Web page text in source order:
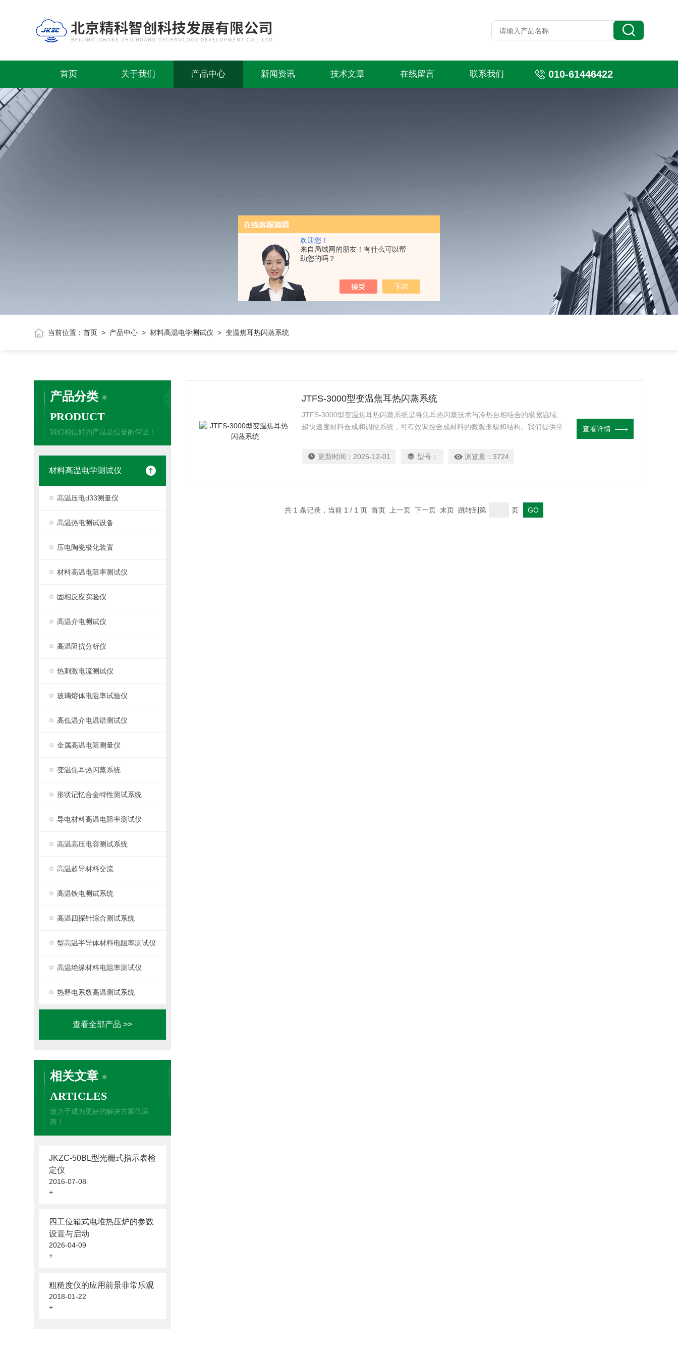
欢迎您！
来自局域网的朋友！有什么可以帮
助您的吗？
首页 关于我们 产品中心 新闻资讯 技术文章 在线留言 联系我们 010-61446422
当前位置：首页 > 产品中心 >材料高温电学测试仪 > 变温焦耳热闪蒸系统
产品分类
PRODUCT
我们相信好的产品是信誉的保证！
材料高温电学测试仪
高温压电d33测量仪
高温热电测试设备
压电陶瓷极化装置
材料高温电阻率测试仪
固相反应实验仪
高温介电测试仪
高温阻抗分析仪
热刺激电流测试仪
玻璃熔体电阻率试验仪
高低温介电温谱测试仪
金属高温电阻测量仪
变温焦耳热闪蒸系统
形状记忆合金特性测试系统
导电材料高温电阻率测试仪
高温高压电容测试系统
高温超导材料交流
高温铁电测试系统
高温四探针综合测试系统
型高温半导体材料电阻率测试仪
高温绝缘材料电阻率测试仪
热释电系数高温测试系统
查看全部产品 >>
相关文章
ARTICLES
致力于成为更好的解决方案供应
商！
JKZC-50BL型光栅式指示表检
定仪
2016-07-08
+
四工位箱式电堆热压炉的参数
设置与启动
2026-04-09
+
粗糙度仪的应用前景非常乐观
2018-01-22
+
JTFS-3000型变温焦耳热闪蒸系统
JTFS-3000型变温焦耳热闪蒸系统是将焦耳热闪蒸技术与冷热台相结合的极宽温域、
超快速度材料合成和调控系统，可有效调控合成材料的微观形貌和结构。我们提供常
更新时间： 2025-12-01 型号： 浏览量： 3724
查看详情
共 1 条记录，当前 1 / 1 页 首页 上一页 下一页 末页 跳转到第 页